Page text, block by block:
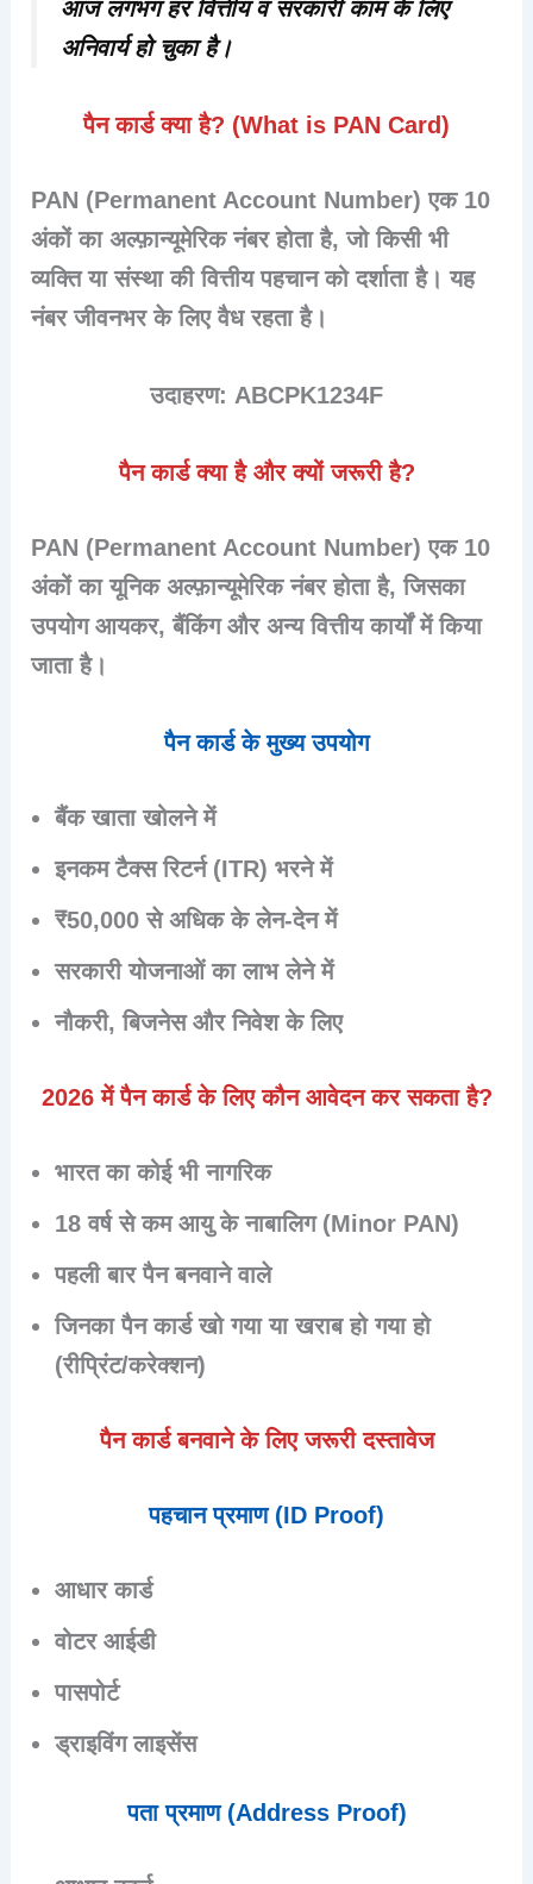
आज लगभग हर वित्तीय व सरकारी काम के लिए
अनिवार्य हो चुका है।
पैन कार्ड क्या है? (What is PAN Card)
PAN (Permanent Account Number) एक 10
अंकों का अल्फ़ान्यूमेरिक नंबरहोता है, जो किसी भी
व्यक्ति या संस्था की वित्तीय पहचान को दर्शाता है। यह
नंबर जीवनभर के लिए वैध रहता है।
उदाहरण: ABCPK1234F
पैन कार्ड क्या है और क्यों जरूरी है?
PAN (Permanent Account Number) एक 10
अंकों का यूनिक अल्फ़ान्यूमेरिक नंबरहोता है, जिसका
उपयोग आयकर, बैंकिंग और अन्य वित्तीय कार्यों में किया
जाता है।
पैन कार्ड के मुख्य उपयोग
बैंक खाता खोलने में
इनकम टैक्स रिटर्न (ITR) भरने में
₹50,000 से अधिक के लेन-देन में
सरकारी योजनाओं का लाभ लेने में
नौकरी, बिजनेस और निवेश के लिए
2026 में पैन कार्ड के लिए कौन आवेदन कर सकता है?
भारत का कोई भी नागरिक
18 वर्ष से कम आयु के नाबालिग (Minor PAN)
पहली बार पैन बनवाने वाले
जिनका पैन कार्ड खो गया या खराब हो गया हो
(रीप्रिंट/करेक्शन)
पैन कार्ड बनवाने के लिए जरूरी दस्तावेज
पहचान प्रमाण (ID Proof)
आधार कार्ड
वोटर आईडी
पासपोर्ट
ड्राइविंग लाइसेंस
पता प्रमाण (Address Proof)